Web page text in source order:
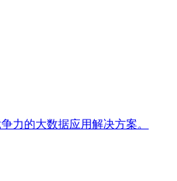
力的大数据应用解决方案。